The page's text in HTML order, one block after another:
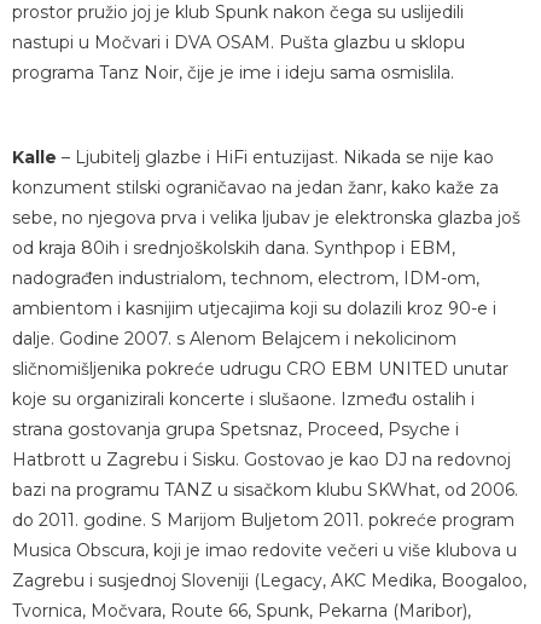
prostor pružio joj je klub Spunk nakon čega su uslijedili
nastupi u Močvari i DVA OSAM. Pušta glazbu u sklopu
programa Tanz Noir, čije je ime i ideju sama osmislila.
Kalle – Ljubitelj glazbe i HiFi entuzijast. Nikada se nije kao
konzument stilski ograničavao na jedan žanr, kako kaže za
sebe, no njegova prva i velika ljubav je elektronska glazba još
od kraja 80ih i srednjoškolskih dana. Synthpop i EBM,
nadograđen industrialom, technom, electrom, IDM-om,
ambientom i kasnijim utjecajima koji su dolazili kroz 90-e i
dalje. Godine 2007. s Alenom Belajcem i nekolicinom
sličnomišljenika pokreće udrugu CRO EBM UNITED unutar
koje su organizirali koncerte i slušaone. Između ostalih i
strana gostovanja grupa Spetsnaz, Proceed, Psyche i
Hatbrott u Zagrebu i Sisku. Gostovao je kao DJ na redovnoj
bazi na programu TANZ u sisačkom klubu SKWhat, od 2006.
do 2011. godine. S Marijom Buljetom 2011. pokreće program
Musica Obscura, koji je imao redovite večeri u više klubova u
Zagrebu i susjednoj Sloveniji (Legacy, AKC Medika, Boogaloo,
Tvornica, Močvara, Route 66, Spunk, Pekarna (Maribor),